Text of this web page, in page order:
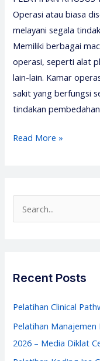
Operasi atau biasa
melayani segala
Memiliki berbagai
operasi, seperti alat
lain-lain. Kamar
sakit yang berfungsi
tindakan
Pelatihan
–
Media
Read More »
e
f
o
r
Recent Posts
Pelatihan Clinical
Pelatihan Manajemen
2026 – Media Diklat